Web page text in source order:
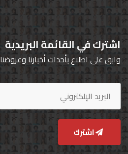
اشترك في القائمة البريدية
وابق على اطلاع بأحداث أخبارنا وعروضنا
اشترك